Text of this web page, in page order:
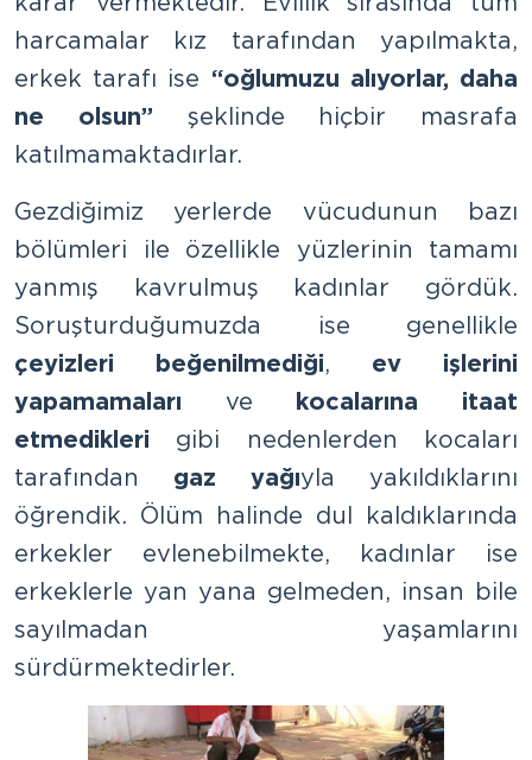
harcamalar kız tarafından yapılmakta,
erkek tarafı ise “oğlumuzu alıyorlar, daha
ne olsun” şeklinde hiçbir masrafa
katılmamaktadırlar.
Gezdiğimiz yerlerde vücudunun bazı
bölümleri ile özellikle yüzlerinin tamamı
yanmış kavrulmuş kadınlar gördük.
Soruşturduğumuzda ise genellikle
çeyizleri beğenilmediği, ev işlerini
yapamamaları ve kocalarına itaat
etmedikleri gibi nedenlerden kocaları
tarafından gaz yağıyla yakıldıklarını
öğrendik. Ölüm halinde dul kaldıklarında
erkekler evlenebilmekte, kadınlar ise
erkeklerle yan yana gelmeden, insan bile
sayılmadan yaşamlarını
sürdürmektedirler.